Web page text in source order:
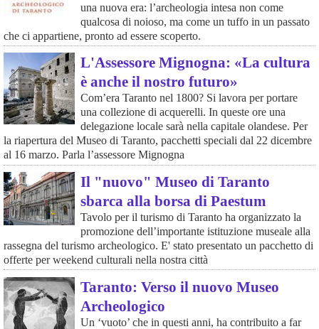
una nuova era: l’archeologia intesa non come
qualcosa di noioso, ma come un tuffo in un passato
che ci appartiene, pronto ad essere scoperto.
L'Assessore Mignogna: «La cultura
è anche il nostro futuro»
Com’era Taranto nel 1800? Si lavora per portare
una collezione di acquerelli. In queste ore una
delegazione locale sarà nella capitale olandese. Per
la riapertura del Museo di Taranto, pacchetti speciali dal 22 dicembre
al 16 marzo. Parla l’assessore Mignogna
Il "nuovo" Museo di Taranto
sbarca alla borsa di Paestum
Tavolo per il turismo di Taranto ha organizzato la
promozione dell’importante istituzione museale alla
rassegna del turismo archeologico. E' stato presentato un pacchetto di
offerte per weekend culturali nella nostra città
Taranto: Verso il nuovo Museo
Archeologico
Un ‘vuoto’ che in questi anni, ha contribuito a far